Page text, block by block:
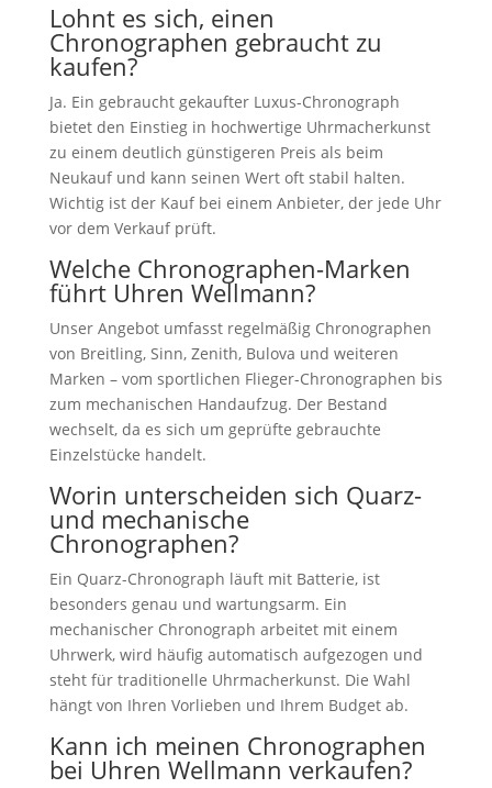
Lohnt es sich, einen
Chronographen gebraucht zu
kaufen?
Ja. Ein gebraucht gekaufter Luxus-Chronograph
bietet den Einstieg in hochwertige Uhrmacherkunst
zu einem deutlich günstigeren Preis als beim
Neukauf und kann seinen Wert oft stabil halten.
Wichtig ist der Kauf bei einem Anbieter, der jede Uhr
vor dem Verkauf prüft.
Welche Chronographen-Marken
führt Uhren Wellmann?
Unser Angebot umfasst regelmäßig Chronographen
von Breitling, Sinn, Zenith, Bulova und weiteren
Marken – vom sportlichen Flieger-Chronographen bis
zum mechanischen Handaufzug. Der Bestand
wechselt, da es sich um geprüfte gebrauchte
Einzelstücke handelt.
Worin unterscheiden sich Quarz-
und mechanische
Chronographen?
Ein Quarz-Chronograph läuft mit Batterie, ist
besonders genau und wartungsarm. Ein
mechanischer Chronograph arbeitet mit einem
Uhrwerk, wird häufig automatisch aufgezogen und
steht für traditionelle Uhrmacherkunst. Die Wahl
hängt von Ihren Vorlieben und Ihrem Budget ab.
Kann ich meinen Chronographen
bei Uhren Wellmann verkaufen?